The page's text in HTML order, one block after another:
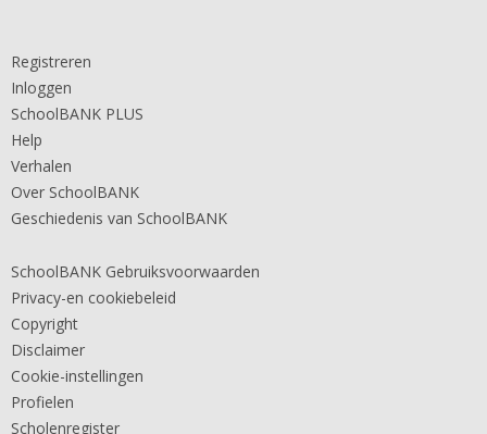
Registreren
Inloggen
SchoolBANK PLUS
Help
Verhalen
Over SchoolBANK
Geschiedenis van SchoolBANK
SchoolBANK Gebruiksvoorwaarden
Privacy-en cookiebeleid
Copyright
Disclaimer
Cookie-instellingen
Profielen
Scholenregister